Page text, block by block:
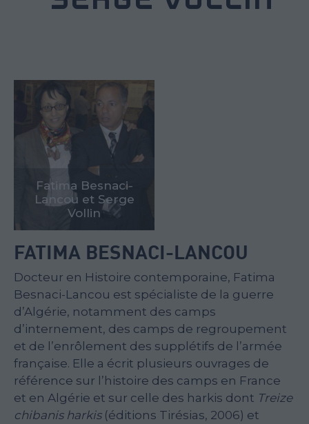
Fatima Besnaci-
Lancou et Serge
Vollin
FATIMA BESNACI-LANCOU
Docteur en Histoire contemporaine, Fatima
Besnaci-Lancou est spécialiste de la guerre
d’Algérie, notamment des camps
d’internement, des camps de regroupement
et de l’enrôlement des supplétifs de l’armée
française. Elle a écrit plusieurs ouvrages de
référence sur l’histoire des camps en France
et en Algérie et sur celle des harkis dont Treize
chibanis harkis(éditions Tirésias, 2006) et